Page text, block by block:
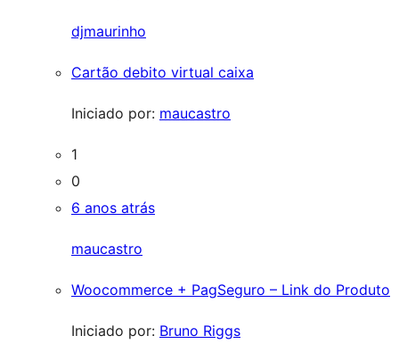
djmaurinho
Cartão debito virtual caixa
Iniciado por: maucastro
1
0
6 anos atrás
maucastro
Woocommerce + PagSeguro – Link do Produto
Iniciado por: Bruno Riggs